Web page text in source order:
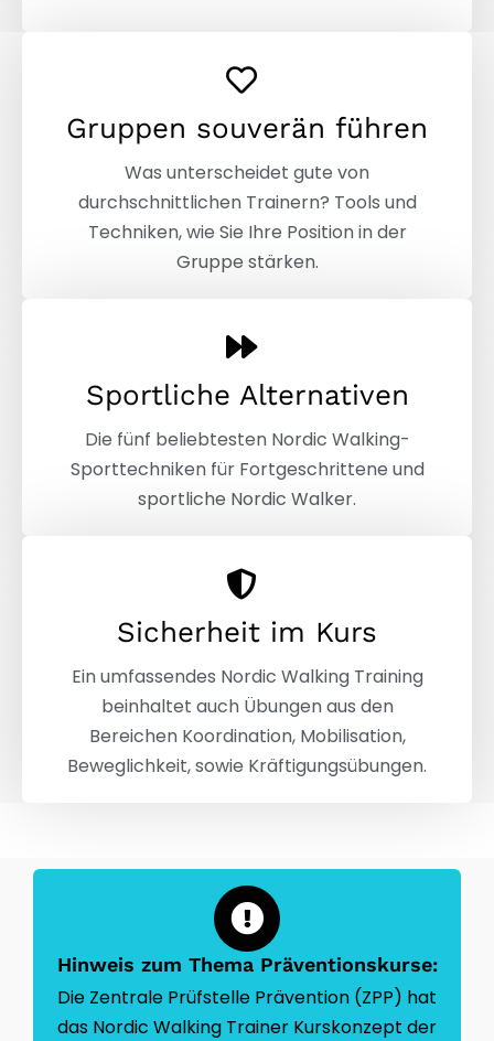
Gruppen souverän führen
Was unterscheidet gute von
durchschnittlichen Trainern? Tools und
Techniken, wie Sie Ihre Position in der
Gruppe stärken.
Sportliche Alternativen
Die fünf beliebtesten Nordic Walking-
Sporttechniken für Fortgeschrittene und
sportliche Nordic Walker.
Sicherheit im Kurs
Ein umfassendes Nordic Walking Training
beinhaltet auch Übungen aus den
Bereichen Koordination, Mobilisation,
Beweglichkeit, sowie Kräftigungsübungen.
Hinweis zum Thema Präventionskurse:
Die Zentrale Prüfstelle Prävention (ZPP) hat
das Nordic Walking Trainer Kurskonzept der